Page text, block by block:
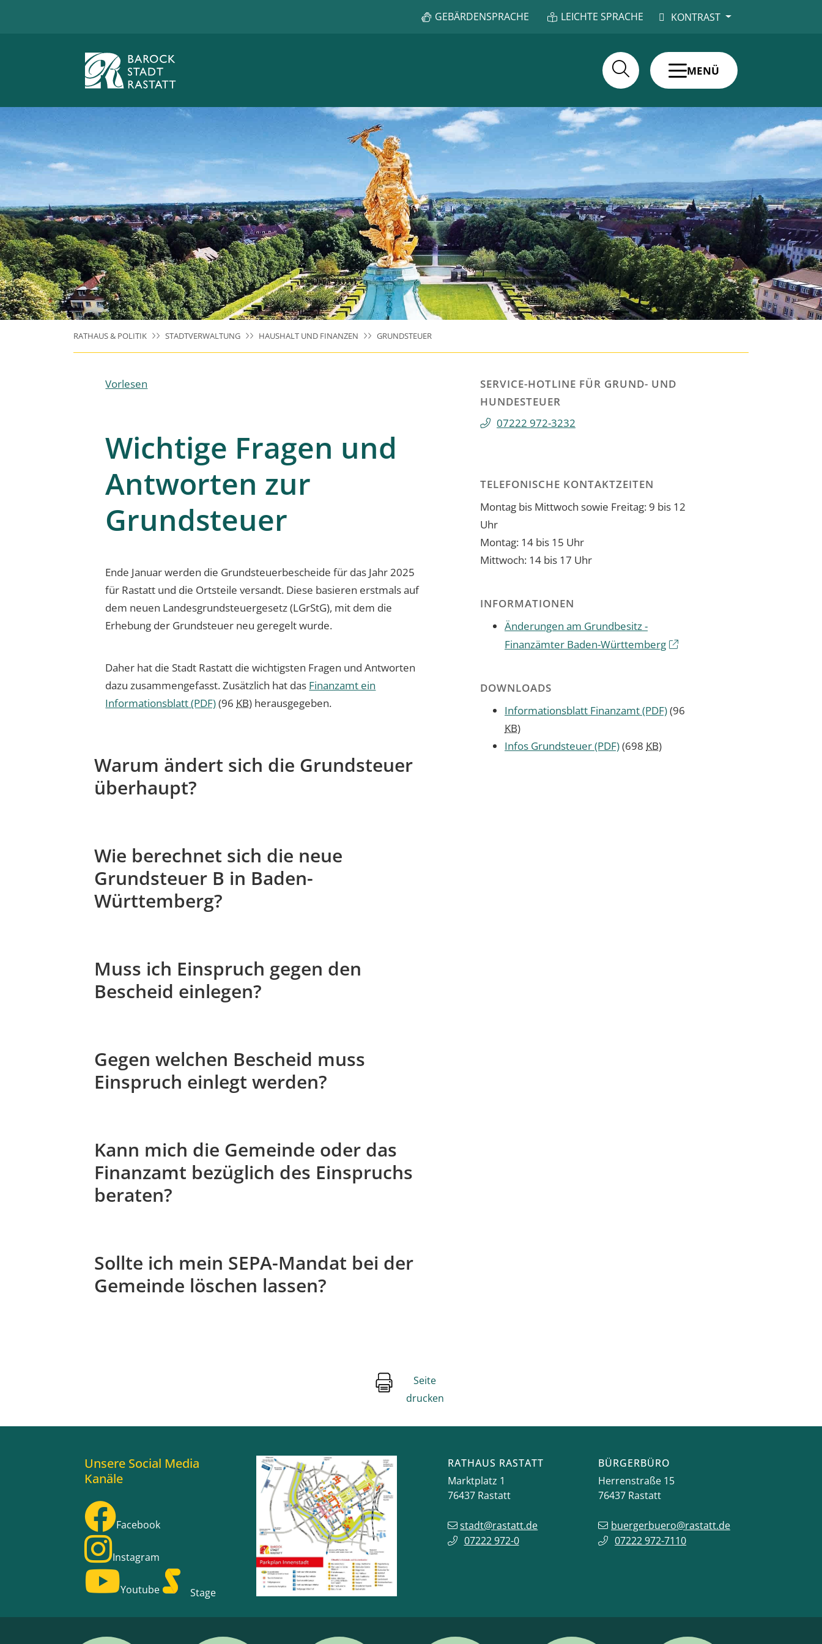
GEBÄRDENSPRACHE LEICHTE SPRACHE KONTRAST
MENÜ
RATHAUS & POLITIK STADTVERWALTUNG HAUSHALT UND FINANZEN GRUNDSTEUER
Vorlesen
Wichtige Fragen und
Antworten zur
Grundsteuer
Ende Januar werden die Grundsteuerbescheide für das Jahr 2025
für Rastatt und die Ortsteile versandt. Diese basieren erstmals auf
dem neuen Landesgrundsteuergesetz (LGrStG), mit dem die
Erhebung der Grundsteuer neu geregelt wurde.
Daher hat die Stadt Rastatt die wichtigsten Fragen und Antworten
dazu zusammengefasst. Zusätzlich hat das Finanzamt ein
Informationsblatt(PDF)(96 KB) herausgegeben.
Warum ändert sich die Grundsteuer
überhaupt?
Wie berechnet sich die neue
Grundsteuer B in Baden-
Württemberg?
Muss ich Einspruch gegen den
Bescheid einlegen?
Gegen welchen Bescheid muss
Einspruch einlegt werden?
Kann mich die Gemeinde oder das
Finanzamt bezüglich des Einspruchs
beraten?
Sollte ich mein SEPA-Mandat bei der
Gemeinde löschen lassen?
SERVICE-HOTLINE FÜR GRUND- UND
HUNDESTEUER
07222 972-3232
TELEFONISCHE KONTAKTZEITEN
Montag bis Mittwoch sowie Freitag: 9 bis 12
Uhr
Montag: 14 bis 15 Uhr
Mittwoch: 14 bis 17 Uhr
INFORMATIONEN
Änderungen am Grundbesitz -
Finanzämter Baden-Württemberg
DOWNLOADS
Informationsblatt Finanzamt(PDF)(96
KB)
Infos Grundsteuer(PDF)(698 KB)
Seite
drucken
Unsere Social Media
Kanäle
Facebook
Instagram
Youtube Stage
RATHAUS RASTATT
Marktplatz 1
76437 Rastatt
stadt@rastatt.de
07222 972-0
BÜRGERBÜRO
Herrenstraße 15
76437 Rastatt
buergerbuero@rastatt.de
07222 972-7110